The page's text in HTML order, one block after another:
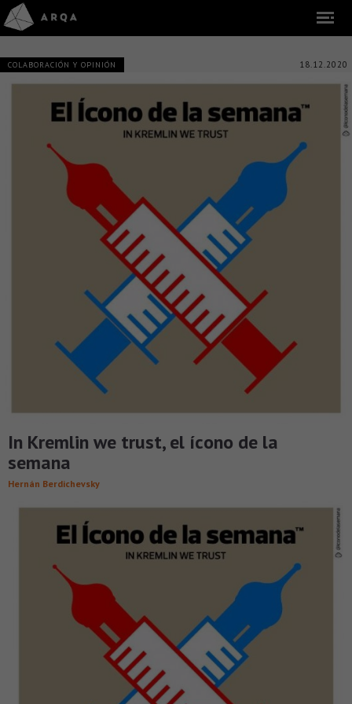
COLABORACIÓN Y OPINIÓN 18.12.2020
In Kremlin we trust, el ícono de la
semana
Hernán Berdichevsky